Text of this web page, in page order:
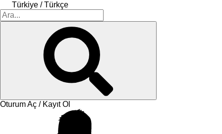
Türkiye / Türkçe
Oturum Aç / Kayıt Ol